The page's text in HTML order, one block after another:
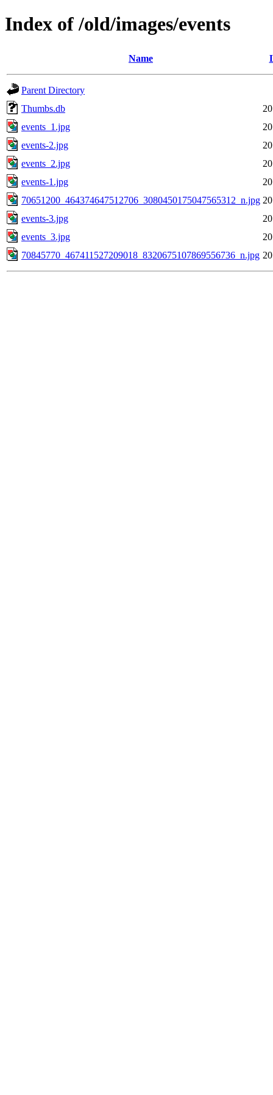
Index of /old/images/events
Name
Parent Directory
Thumbs.db
events_1.jpg
events-2.jpg
events_2.jpg
events-1.jpg
70651200_464374647512706_3080450175047565312_n.jpg
events-3.jpg
events_3.jpg
70845770_467411527209018_8320675107869556736_n.jpg